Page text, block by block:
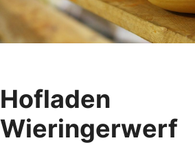
Hofladen
Wieringerwerf